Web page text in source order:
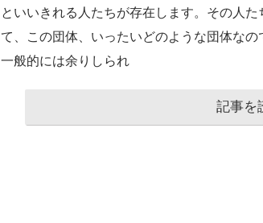
といいきれる人たちが存在します。その人
て、この団体、いったいどのような団体な
一般的には余りしられ
記事を